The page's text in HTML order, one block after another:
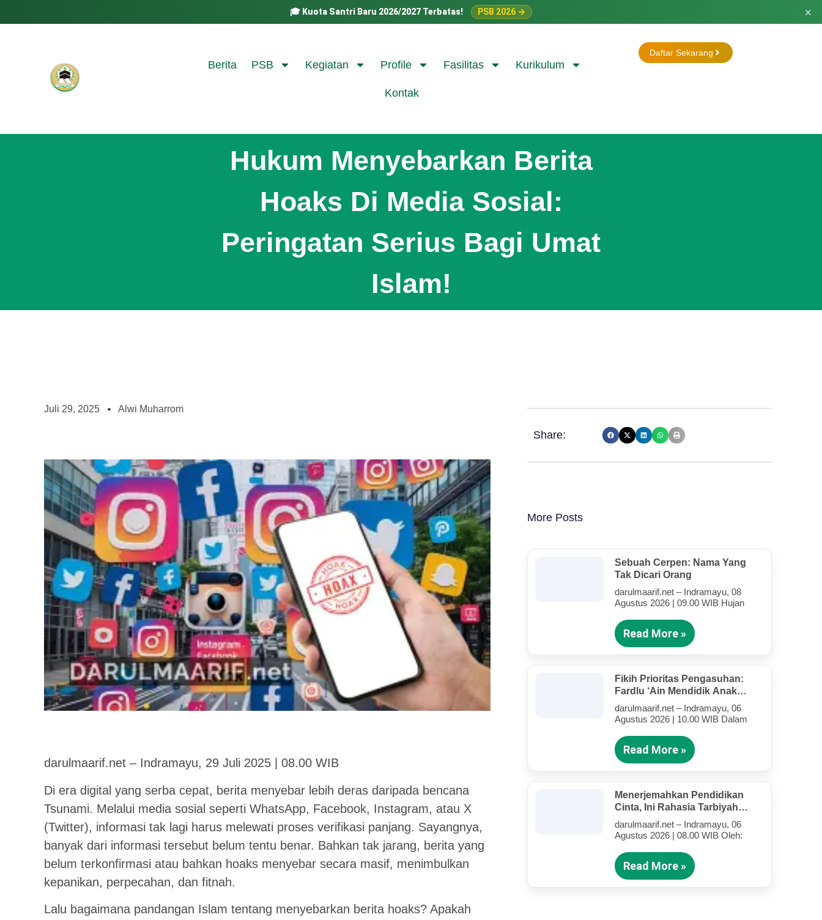
🎓 Kuota Santri Baru 2026/2027 Terbatas! PSB 2026 → ×
Berita PSB Kegiatan Profile Fasilitas Kurikulum
Kontak
Daftar Sekarang
Hukum Menyebarkan Berita
Hoaks Di Media Sosial:
Peringatan Serius Bagi Umat
Islam!
Juli 29, 2025 Alwi Muharrom
darulmaarif.net – Indramayu, 29 Juli 2025 | 08.00 WIB
Di era digital yang serba cepat, berita menyebar lebih deras daripada bencana
Tsunami. Melalui media sosial seperti WhatsApp, Facebook, Instagram, atau X
(Twitter), informasi tak lagi harus melewati proses verifikasi panjang. Sayangnya,
banyak dari informasi tersebut belum tentu benar. Bahkan tak jarang, berita yang
belum terkonfirmasi atau bahkan hoaks menyebar secara masif, menimbulkan
kepanikan, perpecahan, dan fitnah.
Lalu bagaimana pandangan Islam tentang menyebarkan berita hoaks? Apakah
Share:
More Posts
Sebuah Cerpen: Nama Yang
Tak Dicari Orang
darulmaarif.net – Indramayu, 08
Agustus 2026 | 09.00 WIB Hujan
Read More »
Fikih Prioritas Pengasuhan:
Fardlu ‘Ain Mendidik Anak
Kandung Di Tengah Kesibukan
Mengajar
darulmaarif.net – Indramayu, 06
Agustus 2026 | 10.00 WIB Dalam
Read More »
Menerjemahkan Pendidikan
Cinta, Ini Rahasia Tarbiyah
Rosululloh SAW Bagi Anak-
Anak Yang Terluka (Bagian IV)
darulmaarif.net – Indramayu, 06
Agustus 2026 | 08.00 WIB Oleh:
Read More »